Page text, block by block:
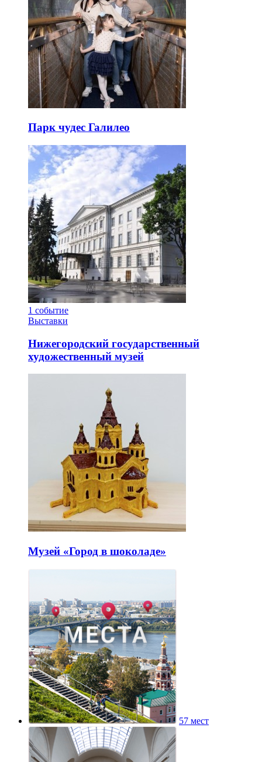
Парк чудес Галилео
1 событие
Выставки
Нижегородский государственный
художественный музей
Музей «Город в шоколаде»
57 мест